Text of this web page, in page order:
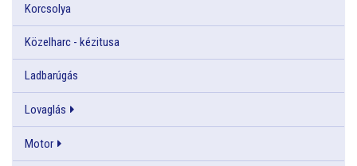
Korcsolya
Közelharc - kézitusa
Ladbarúgás
Lovaglás
Motor